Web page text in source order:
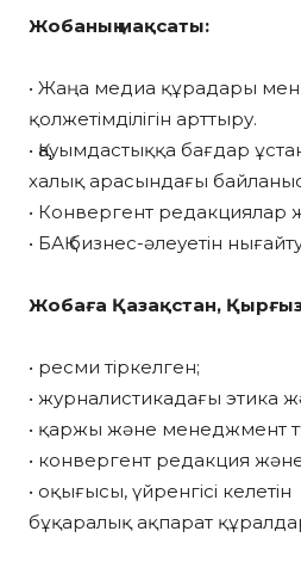
Жобаның мақсаты:
• Жаңа медиа құрадары мен
қолжетімділігін арттыру.
• Қауымдастыққа бағдар
халық арасындағы
• Конвергент редакциялар
• БАҚ бизнес-әлеуетін
Жобаға Қазақстан,
• ресми тіркелген;
• журналистикадағы этика
• қаржы және менеджмент
• конвергент редакция
• оқығысы, үйренгісі келетін
бұқаралық ақпарат